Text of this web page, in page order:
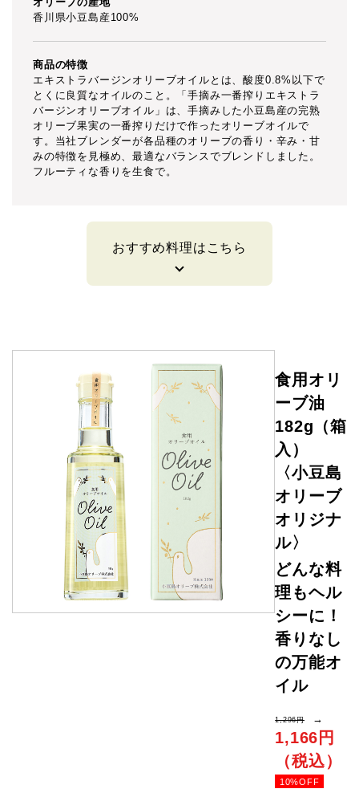
香川県小豆島産100%
商品の特徴
エキストラバージンオリーブオイルとは、酸度0.8%以下で
とくに良質なオイルのこと。「手摘み一番搾りエキストラ
バージンオリーブオイル」は、手摘みした小豆島産の完熟
オリーブ果実の一番搾りだけで作ったオリーブオイルで
す。当社ブレンダーが各品種のオリーブの香り・辛み・甘
みの特徴を見極め、最適なバランスでブレンドしました。
フルーティな香りを生食で。
おすすめ料理はこちら
食用オリ
ーブ油
182g（箱
入）
〈小豆島
オリーブ
オリジナ
ル〉
どんな料
理もヘル
シーに！
香りなし
の万能オ
イル
1,296円 →
1,166円
（税込）
10%OFF